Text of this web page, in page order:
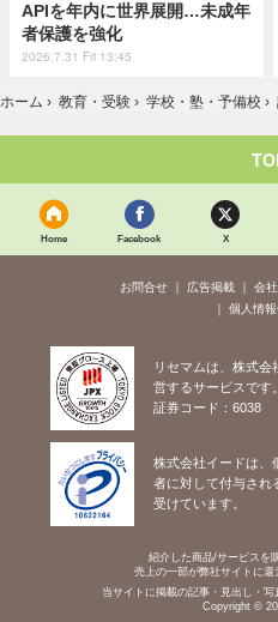
APIを年内に世界展開…未成年
者保護を強化
2026.7.31 Fri 13:45
ホーム › 教育・受験 › 学校・塾・予備校 ›
Home Facebook X
お問合せ 広告掲載 会
個人情
リセマムは、株式会
営するサービスです。
証券コード：6038
株式会社イードは、
者に対して付与され
受けています。
紹介した商品/サービスを
売上の一部が弊社サイトに還
当サイトに掲載の記事・見出し・写
Copyright ©